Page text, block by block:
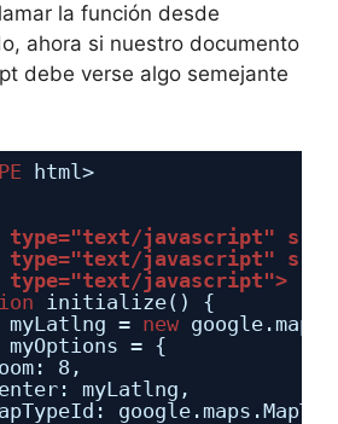
la función desde
ahora si nuestro documento
debe verse algo semejante
html>
type="text/javascript"
type="text/javascript"
javascript">
initialize() {
myLatlng = new
myOptions = {
8,
myLatlng,